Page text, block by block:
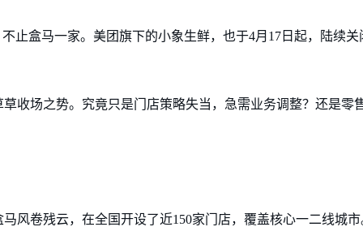
止盒马一家。美团旗下的小象生鲜，也于4月17日起，陆续
收场之势。究竟只是门店策略失当，急需业务调整？还是零
风卷残云，在全国开设了近150家门店，覆盖核心一二线城市